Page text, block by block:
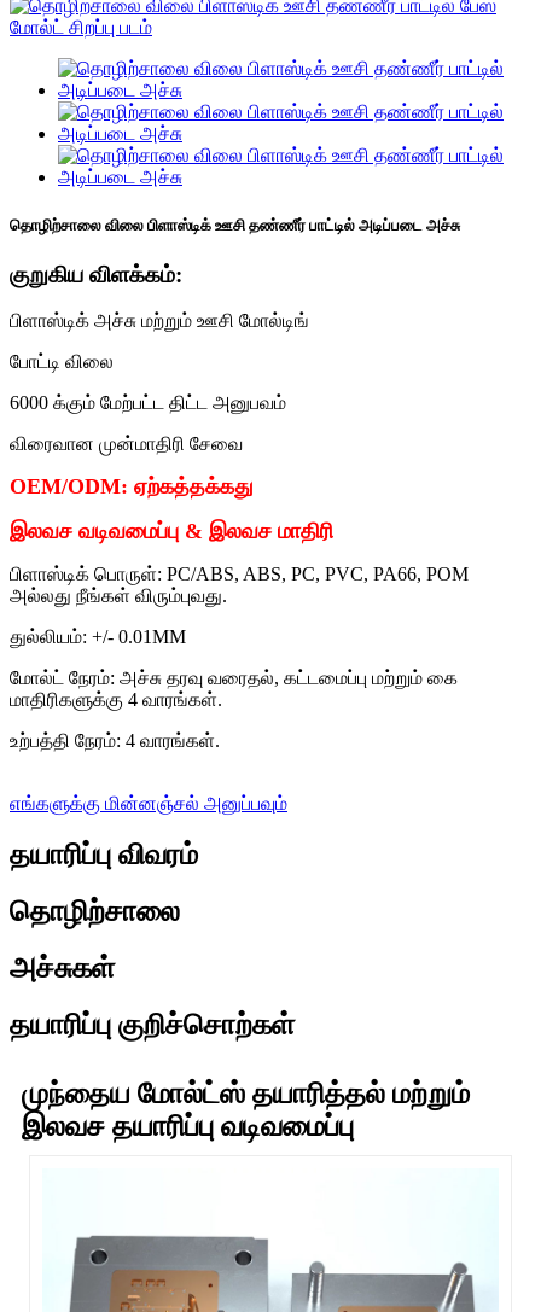
தொழிற்சாலை விலை பிளாஸ்டிக் ஊசி தண்ணீர் பாட்டில் அடிப்படை அச்சு
குறுகிய விளக்கம்:
பிளாஸ்டிக் அச்சு மற்றும் ஊசி மோல்டிங்
போட்டி விலை
6000 க்கும் மேற்பட்ட திட்ட அனுபவம்
விரைவான முன்மாதிரி சேவை
OEM/ODM: ஏற்கத்தக்கது
இலவச வடிவமைப்பு & இலவச மாதிரி
பிளாஸ்டிக் பொருள்: PC/ABS, ABS, PC, PVC, PA66, POM
அல்லது நீங்கள் விரும்புவது.
துல்லியம்: +/- 0.01MM
மோல்ட் நேரம்: அச்சு தரவு வரைதல், கட்டமைப்பு மற்றும் கை
மாதிரிகளுக்கு 4 வாரங்கள்.
உற்பத்தி நேரம்: 4 வாரங்கள்.
எங்களுக்கு மின்னஞ்சல் அனுப்பவும்
தயாரிப்பு விவரம்
தொழிற்சாலை
அச்சுகள்
தயாரிப்பு குறிச்சொற்கள்
முந்தைய மோல்ட்ஸ் தயாரித்தல் மற்றும்
இலவச தயாரிப்பு வடிவமைப்பு